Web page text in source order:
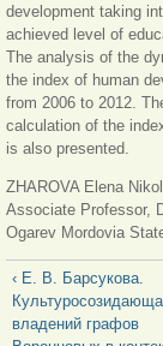
development taking
achieved level of
The analysis of the
the index of human
from 2006 to 2012.
calculation of the
is also presented.
ZHAROVA Elena
Associate Professor,
Ogarev Mordovia
‹ Е. В. Барсукова.
владений графов